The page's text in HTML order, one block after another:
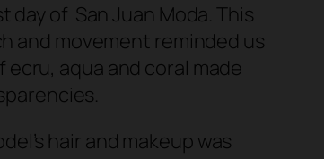
day of San Juan Moda. This
and movement reminded us
aqua and coral made
hair and makeup was